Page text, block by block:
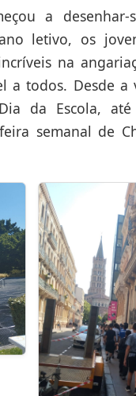
a
letivo, os
na
a todos. Desde
da Escola,
semanal de